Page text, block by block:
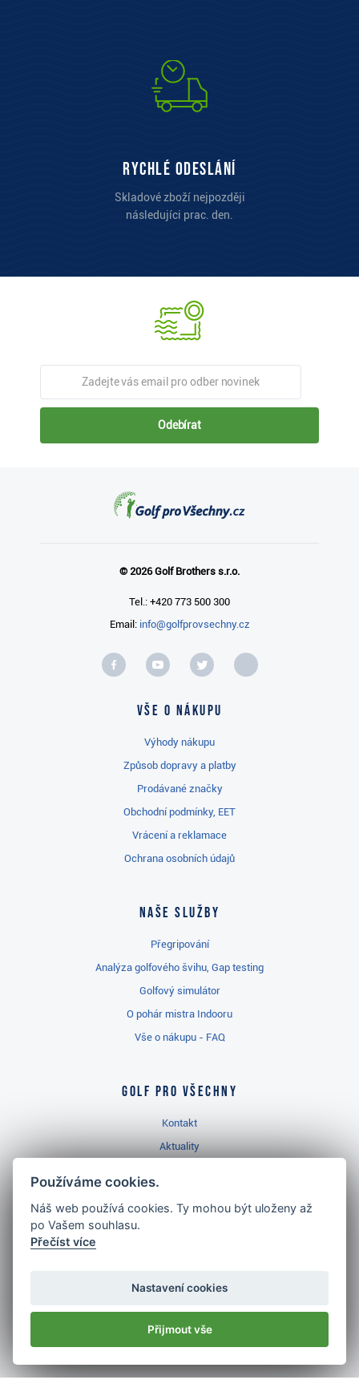
Rychlé odeslání
Skladové zboží nejpozději
následujíci prac. den.
Odebírat
© 2026 Golf Brothers s.r.o.
Tel.: +420 773 500 300
Email: info@golfprovsechny.cz
Vše o nákupu
Výhody nákupu
Způsob dopravy a platby
Prodávané značky
Obchodní podmínky, EET
Vrácení a reklamace
Ochrana osobních údajů
Naše služby
Přegripování
Analýza golfového švihu, Gap testing
Golfový simulátor
O pohár mistra Indooru
Vše o nákupu - FAQ
Golf pro všechny
Kontakt
Aktuality
Golfový slovník
Nejlépe hodnocený
v ČR
Používáme cookies.
Náš web používá cookies. Ty mohou být uloženy až
po Vašem souhlasu.
Přečíst více
Nastavení cookies
Přijmout vše